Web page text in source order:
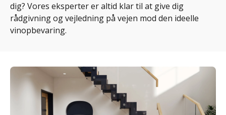
dig? Vores eksperter er altid klar til at give dig
rådgivning og vejledning på vejen mod den ideelle
vinopbevaring.